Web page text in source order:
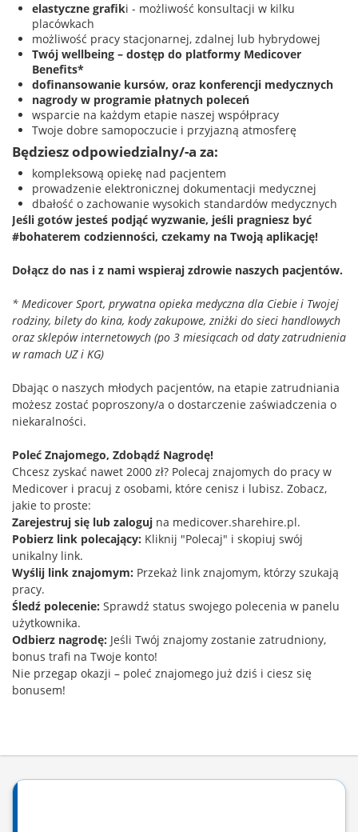
elastyczne grafiki - możliwość konsultacji w kilku
placówkach
możliwość pracy stacjonarnej, zdalnej lub hybrydowej
Twój wellbeing – dostęp do platformy Medicover
Benefits*
dofinansowanie kursów, oraz konferencji medycznych
nagrody w programie płatnych poleceń
wsparcie na każdym etapie naszej współpracy
Twoje dobre samopoczucie i przyjazną atmosferę
Będziesz odpowiedzialny/-a za:
kompleksową opiekę nad pacjentem
prowadzenie elektronicznej dokumentacji medycznej
dbałość o zachowanie wysokich standardów medycznych
Jeśli gotów jesteś podjąć wyzwanie, jeśli pragniesz być
#bohaterem codzienności, czekamy na Twoją aplikację!
Dołącz do nas i z nami wspieraj zdrowie naszych pacjentów.
* Medicover Sport, prywatna opieka medyczna dla Ciebie i Twojej
rodziny, bilety do kina, kody zakupowe, zniżki do sieci handlowych
oraz sklepów internetowych (po 3 miesiącach od daty zatrudnienia
w ramach UZ i KG)
Dbając o naszych młodych pacjentów, na etapie zatrudniania
możesz zostać poproszony/a o dostarczenie zaświadczenia o
niekaralności.
Poleć Znajomego, Zdobądź Nagrodę!
Chcesz zyskać nawet 2000 zł? Polecaj znajomych do pracy w
Medicover i pracuj z osobami, które cenisz i lubisz. Zobacz,
jakie to proste:
Zarejestruj się lub zaloguj na medicover.sharehire.pl.
Pobierz link polecający: Kliknij "Polecaj" i skopiuj swój
unikalny link.
Wyślij link znajomym: Przekaż link znajomym, którzy szukają
pracy.
Śledź polecenie: Sprawdź status swojego polecenia w panelu
użytkownika.
Odbierz nagrodę: Jeśli Twój znajomy zostanie zatrudniony,
bonus trafi na Twoje konto!
Nie przegap okazji – poleć znajomego już dziś i ciesz się
bonusem!